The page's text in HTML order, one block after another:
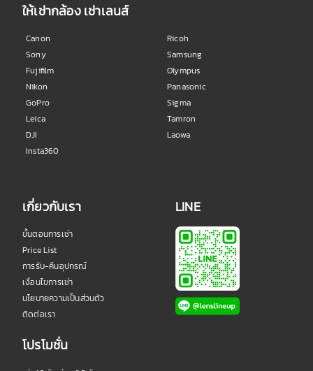
ให้เช่ากล้อง เช่าเลนส์
Canon
Sony
Fujifilm
Nikon
GoPro
Leica
DJI
Insta360
Ricoh
Samsung
Olympus
Panasonic
Sigma
Tamron
Laowa
เกี่ยวกับเรา
ขั้นตอนการเช่า
Price List
การรับ-คืนอุปกรณ์
เงื่อนไขการเช่า
นโยบายความเป็นส่วนตัว
ติดต่อเรา
โปรโมชั่น
LINE